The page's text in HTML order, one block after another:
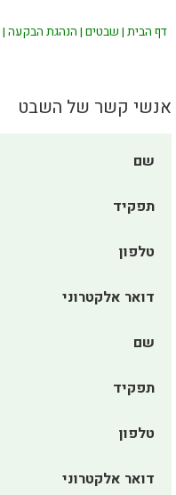
דף הבית | שבטים | הנהגת הבקעה |
אנשי קשר של השבט
שם
תפקיד
טלפון
דואר אלקטרוני
שם
תפקיד
טלפון
דואר אלקטרוני